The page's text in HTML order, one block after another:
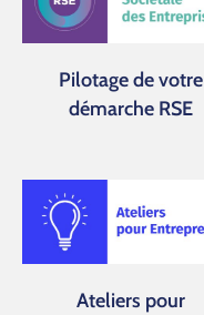
Pilotage de votre
démarche RSE
Ateliers pour